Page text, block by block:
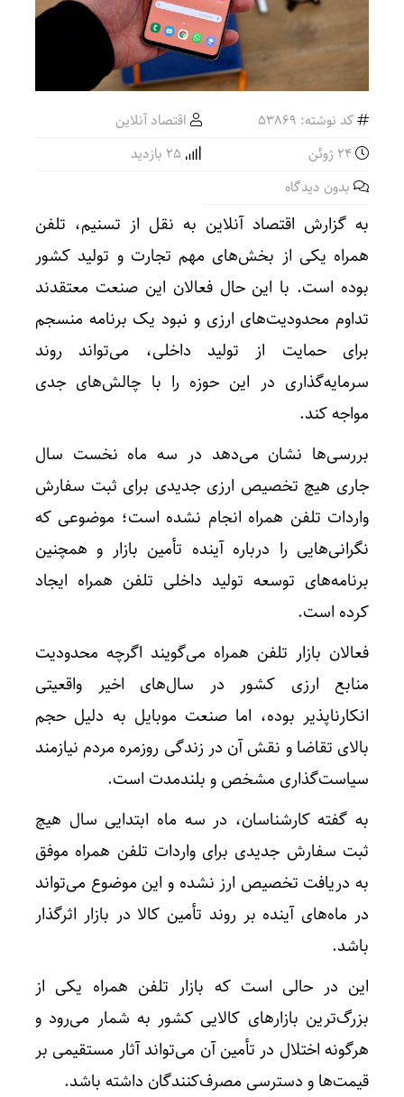
کد نوشته: 53869
اقتصاد آنلاین
بدون دیدگاه
به گزارش اقتصاد آنلاین به نقل از تسنیم، تلفن
همراه یکی از بخش‌های مهم تجارت و تولید کشور
بوده است. با این حال فعالان این صنعت معتقدند
تداوم محدودیت‌های ارزی و نبود یک برنامه منسجم
برای حمایت از تولید داخلی، می‌تواند روند
سرمایه‌گذاری در این حوزه را با چالش‌های جدی
مواجه کند.
بررسی‌ها نشان می‌دهد در سه ماه نخست سال
جاری هیچ تخصیص ارزی جدیدی برای ثبت سفارش
واردات تلفن همراه انجام نشده است؛ موضوعی که
نگرانی‌هایی را درباره آینده تأمین بازار و همچنین
برنامه‌های توسعه تولید داخلی تلفن همراه ایجاد
کرده است.
فعالان بازار تلفن همراه می‌گویند اگرچه محدودیت
منابع ارزی کشور در سال‌های اخیر واقعیتی
انکارناپذیر بوده، اما صنعت موبایل به دلیل حجم
بالای تقاضا و نقش آن در زندگی روزمره مردم نیازمند
سیاست‌گذاری مشخص و بلندمدت است.
به گفته کارشناسان، در سه ماه ابتدایی سال هیچ
ثبت سفارش جدیدی برای واردات تلفن همراه موفق
به دریافت تخصیص ارز نشده و این موضوع می‌تواند
در ماه‌های آینده بر روند تأمین کالا در بازار اثرگذار
باشد.
این در حالی است که بازار تلفن همراه یکی از
بزرگ‌ترین بازارهای کالایی کشور به شمار می‌رود و
هرگونه اختلال در تأمین آن می‌تواند آثار مستقیمی بر
قیمت‌ها و دسترسی مصرف‌کنندگان داشته باشد.